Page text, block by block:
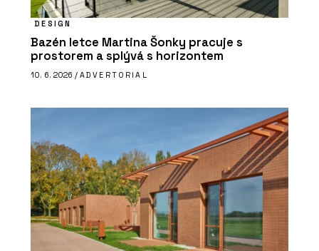
DESIGN
Bazén letce Martina Šonky pracuje s
prostorem a splývá s horizontem
10. 6. 2026 / ADVERTORIAL